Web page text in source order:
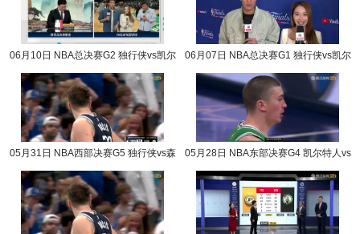
06月10日 NBA总决赛G2 独行侠vs凯尔
06月07日 NBA总决赛G1 独行侠vs凯尔
05月31日 NBA西部决赛G5 独行侠vs森
05月28日 NBA东部决赛G4 凯尔特人vs